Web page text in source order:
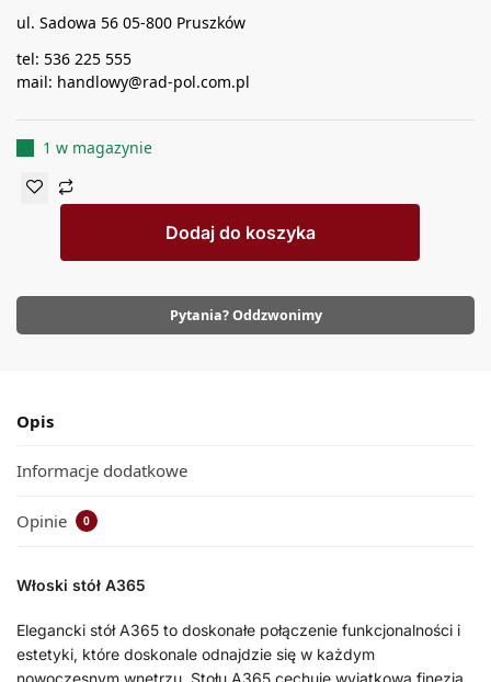
ul. Sadowa 56 05-800 Pruszków
tel: 536 225 555
mail: handlowy@rad-pol.com.pl
1 w magazynie
Dodaj do koszyka
Pytania? Oddzwonimy
Opis
Informacje dodatkowe
Opinie 0
Włoski stół A365
Elegancki stół A365 to doskonałe połączenie funkcjonalności i
estetyki, które doskonale odnajdzie się w każdym